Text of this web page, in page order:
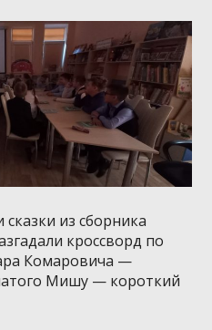
из сборника
кроссворд по
Комаровича —
Мишу — короткий